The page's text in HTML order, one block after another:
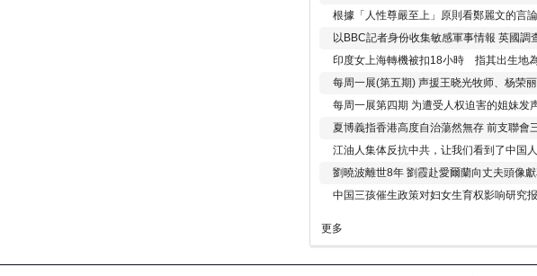
根據「人性尊嚴至上」原則看鄭麗文的言論
以BBC記者身份收集敏感軍事情報 英國調
印度女上海轉機被扣18小時 指其出生地為
每周一展(第五期) 声援王晓光牧师、杨荣
每周一展第四期 为遭受人权迫害的姐妹发
夏博義指香港高度自治蕩然無存 前支聯會
江油人集体反抗中共，让我们看到了中国
劉曉波離世8年 劉霞赴愛爾蘭向丈夫頭像
中国三孩催生政策对妇女生育权影响研究
更多